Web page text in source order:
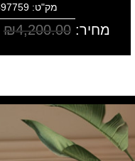
מק"ט: 55897759
מחיר: ₪4,200.00